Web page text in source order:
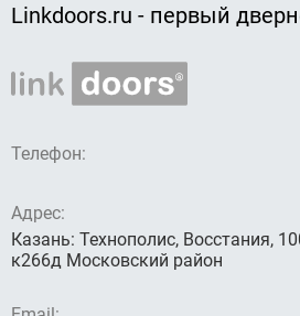
Linkdoors.ru - первый
Телефон:
Адрес:
Казань: Технополис, Восстания,
к266д Московский район